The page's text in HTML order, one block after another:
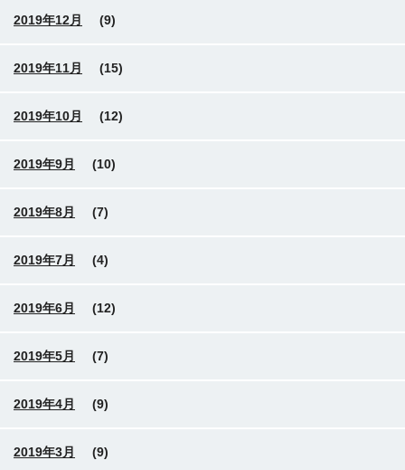
2019年12月 (9)
2019年11月 (15)
2019年10月 (12)
2019年9月 (10)
2019年8月 (7)
2019年7月 (4)
2019年6月 (12)
2019年5月 (7)
2019年4月 (9)
2019年3月 (9)